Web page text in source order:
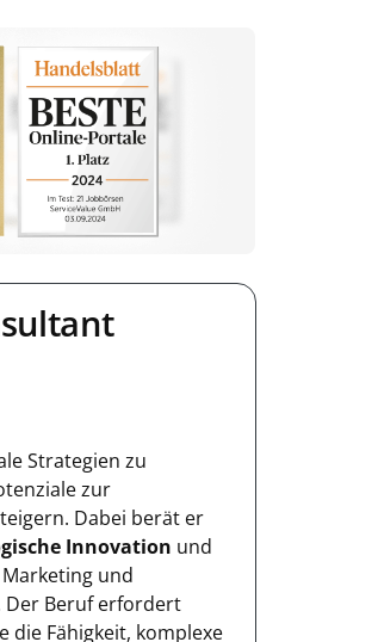
Strategien zu
zur
Dabei berät er
Innovation und
und
Der Beruf erfordert
die Fähigkeit, komplexe